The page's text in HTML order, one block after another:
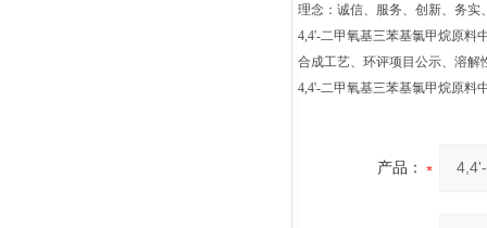
理念：诚信、服务、创新、务实
4,4'-二甲氧基三苯基氯甲烷原料
合成工艺、环评项目公示、溶解
4,4'-二甲氧基三苯基氯甲烷原料
产品：